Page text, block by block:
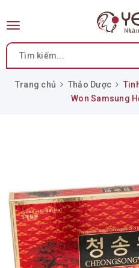
Toggle
Trang chủ Thảo Dược
Won Samsung